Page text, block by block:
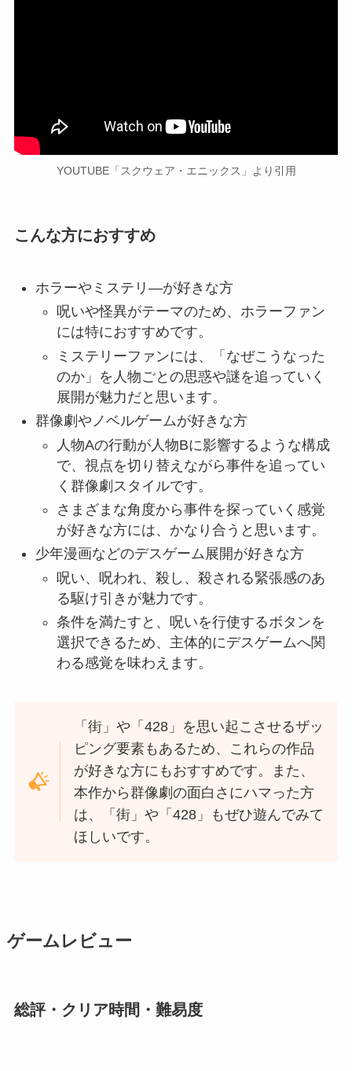
YOUTUBE「スクウェア・エニックス」より引用
こんな方におすすめ
ホラーやミステリ―が好きな方
呪いや怪異がテーマのため、ホラーファン
には特におすすめです。
ミステリーファンには、「なぜこうなった
のか」を人物ごとの思惑や謎を追っていく
展開が魅力だと思います。
群像劇やノベルゲームが好きな方
人物Aの行動が人物Bに影響するような構成
で、視点を切り替えながら事件を追ってい
く群像劇スタイルです。
さまざまな角度から事件を探っていく感覚
が好きな方には、かなり合うと思います。
少年漫画などのデスゲーム展開が好きな方
呪い、呪われ、殺し、殺される緊張感のあ
る駆け引きが魅力です。
条件を満たすと、呪いを行使するボタンを
選択できるため、主体的にデスゲームへ関
わる感覚を味わえます。
「街」や「428」を思い起こさせるザッ
ピング要素もあるため、これらの作品
が好きな方にもおすすめです。また、
本作から群像劇の面白さにハマった方
は、「街」や「428」もぜひ遊んでみて
ほしいです。
ゲームレビュー
総評・クリア時間・難易度